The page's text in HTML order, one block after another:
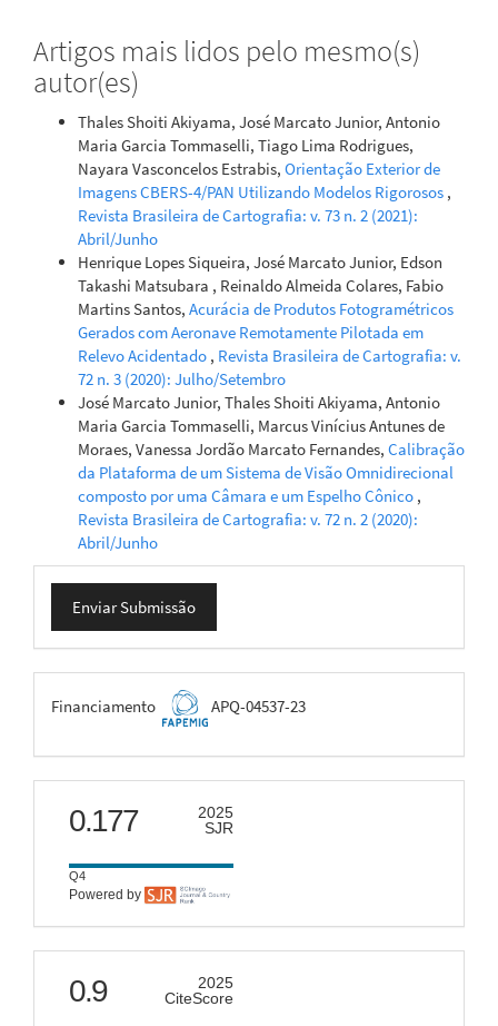
Artigos mais lidos pelo mesmo(s)
autor(es)
Thales Shoiti Akiyama, José Marcato Junior, Antonio
Maria Garcia Tommaselli, Tiago Lima Rodrigues,
Nayara Vasconcelos Estrabis, Orientação Exterior de
Imagens CBERS-4/PAN Utilizando Modelos Rigorosos ,
Revista Brasileira de Cartografia: v. 73 n. 2 (2021):
Abril/Junho
Henrique Lopes Siqueira, José Marcato Junior, Edson
Takashi Matsubara , Reinaldo Almeida Colares, Fabio
Martins Santos, Acurácia de Produtos Fotogramétricos
Gerados com Aeronave Remotamente Pilotada em
Relevo Acidentado , Revista Brasileira de Cartografia: v.
72 n. 3 (2020): Julho/Setembro
José Marcato Junior, Thales Shoiti Akiyama, Antonio
Maria Garcia Tommaselli, Marcus Vinícius Antunes de
Moraes, Vanessa Jordão Marcato Fernandes, Calibração
da Plataforma de um Sistema de Visão Omnidirecional
composto por uma Câmara e um Espelho Cônico ,
Revista Brasileira de Cartografia: v. 72 n. 2 (2020):
Abril/Junho
Enviar
Submissão
Enviar Submissão
FAPEMIG
Financiamento APQ-04537-23
scimago
0.177
2025
SJR
Q4
Powered by
citescore
0.9
2025
CiteScore